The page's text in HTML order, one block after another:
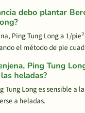
debo plantar
Ping Tung Long a 1/
el método de pie
Ping Tung
heladas?
Tung Long es sensible a
a heladas.